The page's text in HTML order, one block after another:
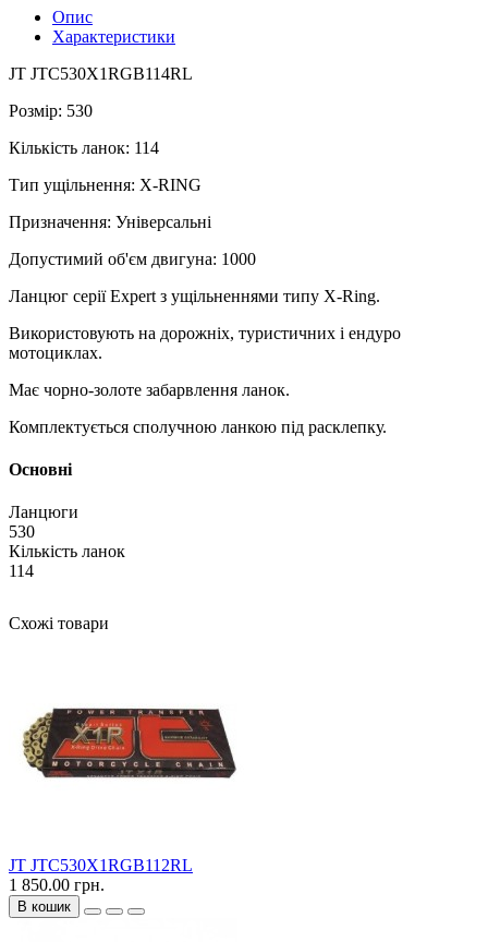
Опис
Характеристики
JT JTC530X1RGB114RL
Розмір: 530
Кількість ланок: 114
Тип ущільнення: X-RING
Призначення: Універсальні
Допустимий об'єм двигуна: 1000
Ланцюг серії Expert з ущільненнями типу X-Ring.
Використовують на дорожніх, туристичних і ендуро
мотоциклах.
Має чорно-золоте забарвлення ланок.
Комплектується сполучною ланкою під расклепку.
Основні
Ланцюги
530
Кількість ланок
114
Схожі товари
JT JTC530X1RGB112RL
1 850.00 грн.
В кошик